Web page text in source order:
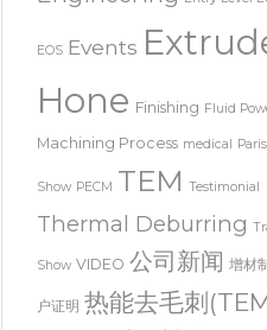
Engineering Entry Level
Hone Finishing Fluid
Machining Process
Show PECM TEM Testimonial
Thermal Deburring
Show VIDEO 公司新闻 增材